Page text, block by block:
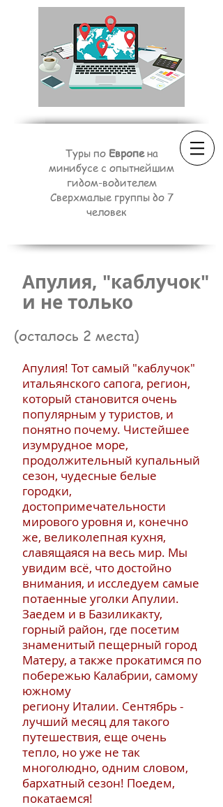
Туры по Европена
минибусе с опытнейшим
гидом-водителем
Сверхмалые группы до 7
человек
Апулия, "каблучок"
и не только
(осталось 2 места)
Апулия! Тот самый "каблучок"
итальянского сапога, регион,
который становится очень
популярным у туристов, и
понятно почему. Чистейшее
изумрудное море,
продолжительный купальный
сезон, чудесные белые
городки,
достопримечательности
мирового уровня и, конечно
же, великолепная кухня,
славящаяся на весь мир. Мы
увидим всё, что достойно
внимания, и исследуем самые
потаенные уголки Апулии.
Заедем и в Базиликакту,
горный район, где посетим
знаменитый пещерный город
Матеру, а также прокатимся по
побережью Калабрии, самому
южному
региону Италии. Сентябрь -
лучший месяц для такого
путешествия, еще очень
тепло, но уже не так
многолюдно, одним словом,
бархатный сезон! Поедем,
покатаемся!